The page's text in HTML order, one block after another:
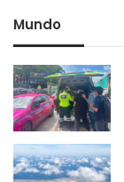
Mundo